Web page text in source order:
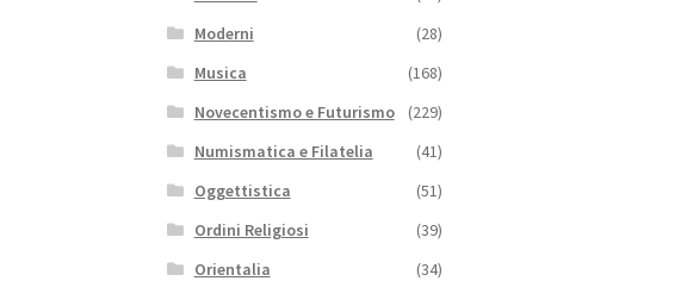
Moderni
(28)
Musica
(168)
Novecentismo e Futurismo
(229)
Numismatica e Filatelia
(41)
Oggettistica
(51)
Ordini Religiosi
(39)
Orientalia
(34)